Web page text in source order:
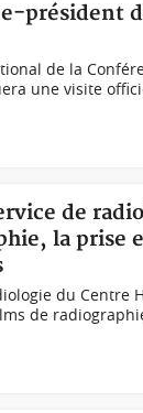
président
de la
une visite
de
la prise
du Centre
de